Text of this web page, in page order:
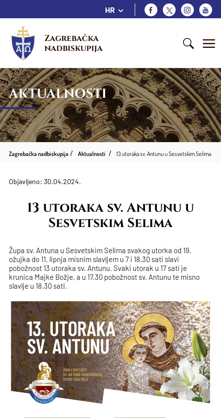
HR
Zagrebačka
nadbiskupija
AKTUALNOSTI
Zagrebačka nadbiskupija Aktualnosti 13 utoraka sv. Antunu u Sesvetskim Selima
Objavljeno: 30.04.2024.
13 utoraka sv. Antunu u
Sesvetskim Selima
Župa sv. Antuna u Sesvetskim Selima svakog utorka od 19.
ožujka do 11. lipnja misnim slavljem u 7 i 18.30 sati slavi
pobožnost 13 utoraka sv. Antunu. Svaki utorak u 17 sati je
krunica Majke Božje, a u 17.30 pobožnost sv. Antunu te misno
slavlje u 18.30 sati.